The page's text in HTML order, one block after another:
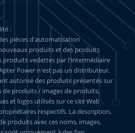
:
pièces d'automatisation
produits et des produits
produits vedettes par l'intermédiaire
Power n'est pas un distributeur,
autorisé des produits présentés sur
de produits / images de produits,
et logos utilisés sur ce site Web
respectifs. La description,
produits avec ces noms, images,